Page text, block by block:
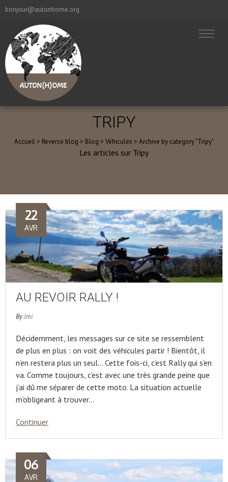
bonjour@autonhome.org
TRIPY
Accueil > Reverse blog > Blog > Véhicules > Archive by category "Tripy"
Les articles sur Tripy
AU REVOIR RALLY !
22
AVR
ByJmi
Décidemment, les messages sur ce site se ressemblent
de plus en plus : on voit des véhicules partir ! Bientôt, il
n’en restera plus un seul… Cette fois-ci, c’est Rally qui s’en
va. Comme toujours, c’est avec une très grande peine que
j’ai dû me séparer de cette moto. La situation actuelle
m’obligeant à trouver…
Continuer
06
AVR